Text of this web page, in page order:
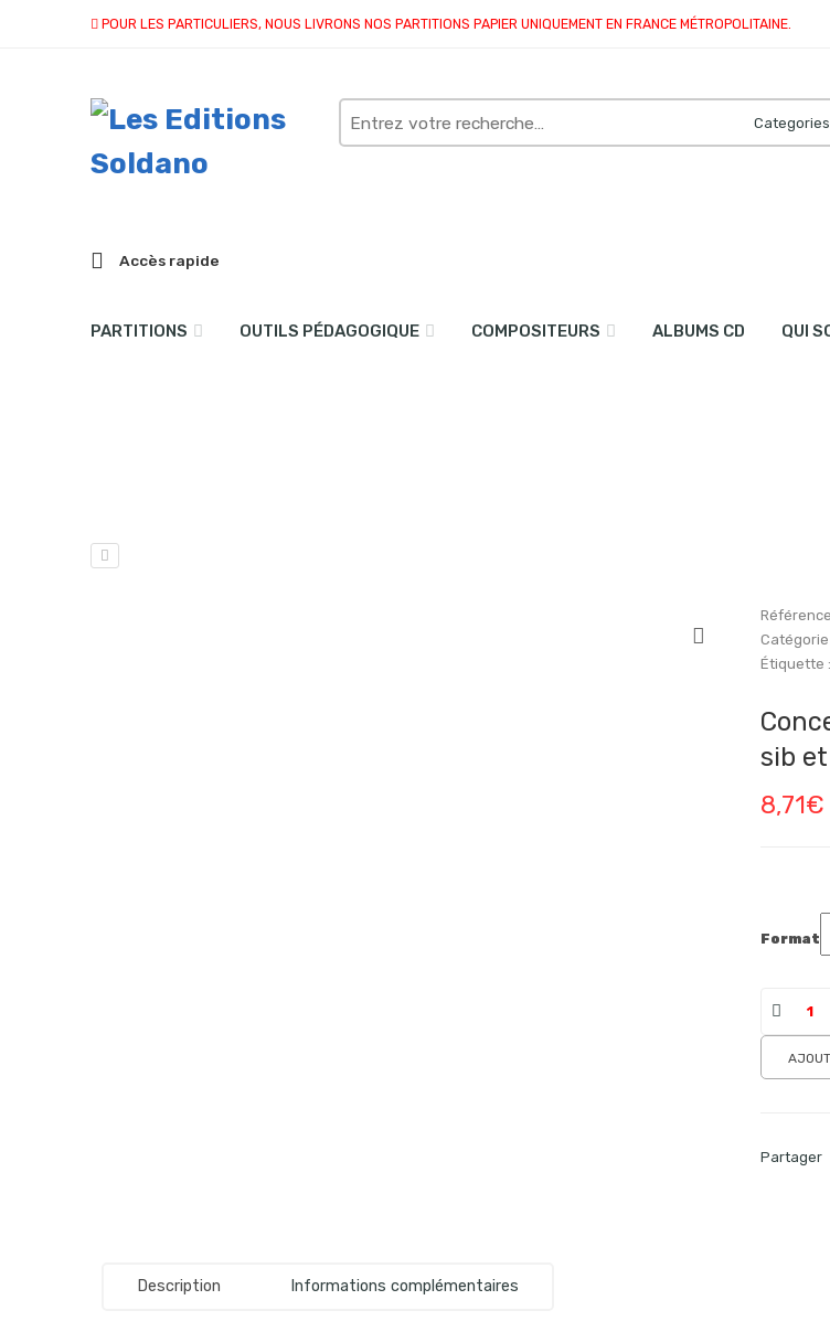
POUR LES PARTICULIERS, NOUS LIVRONS NOS PARTITIONS PAPIER UNIQUEMENT EN FRANCE MÉTROPOLITAINE.
Search
here
Accès rapide
PARTITIONS OUTILS PÉDAGOGIQUE COMPOSITEURS ALBUMS CD QUI
Catégorie
Étiquette :
sib
8,71€
Format
Partager
Description Informations complémentaires